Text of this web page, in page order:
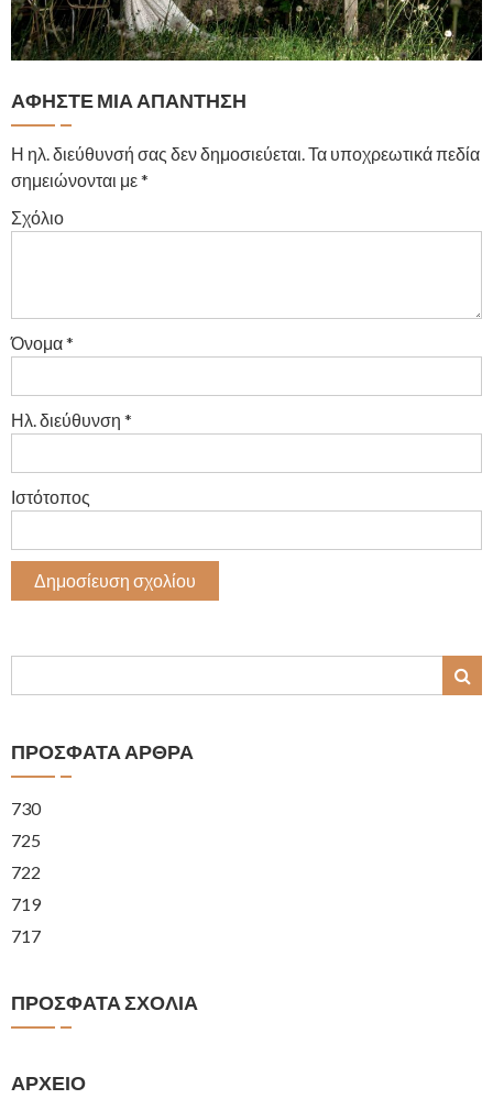
ΑΦΉΣΤΕ ΜΙΑ ΑΠΆΝΤΗΣΗ
Η ηλ. διεύθυνσή σας δεν δημοσιεύεται.Τα υποχρεωτικά πεδία
σημειώνονται με*
Σχόλιο
Όνομα*
Ηλ. διεύθυνση *
Ιστότοπος
ΠΡΌΣΦΑΤΑ ΆΡΘΡΑ
730
725
722
719
717
ΠΡΌΣΦΑΤΑ ΣΧΌΛΙΑ
ΑΡΧΕΊΟ